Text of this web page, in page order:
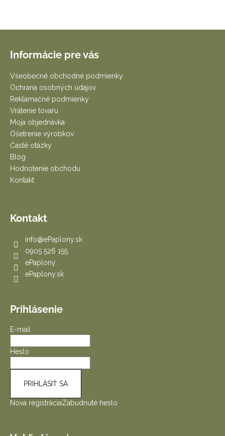
Informácie pre vás
Všeobecné obchodné podmienky
Ochrana osobných údajov
Reklamačné podmienky
Vrátenie tovaru
Moja objednávka
Ošetrenie výrobkov
Časté otázky
Blog
Hodnotenie obchodu
Kontakt
Kontakt
info@ePaplony.sk
0905 526 155
ePaplony
ePaplony.sk
Prihlásenie
E-mail
Heslo
PRIHLÁSIŤ SA
Nová registráciaZabudnuté heslo